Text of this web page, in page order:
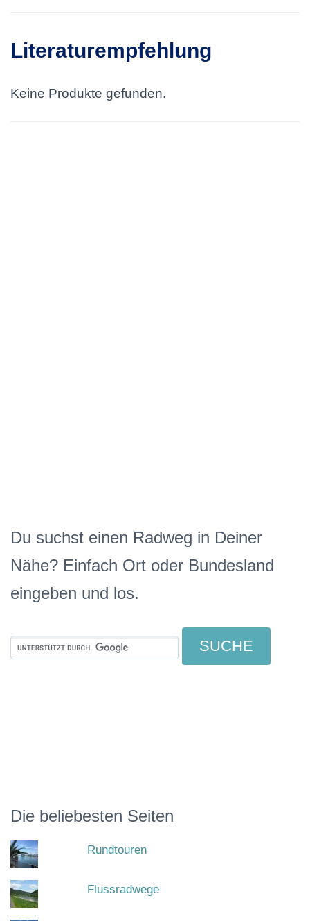
Literaturempfehlung
Keine Produkte gefunden.
Du suchst einen Radweg in Deiner
Nähe? Einfach Ort oder Bundesland
eingeben und los.
Die beliebesten Seiten
Rundtouren
Flussradwege